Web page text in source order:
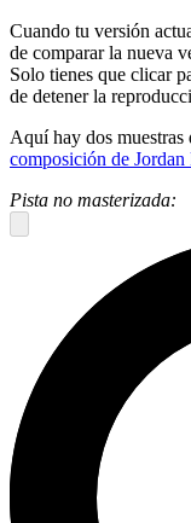
Cuando tu versión
de comparar la nueva
Solo tienes que clicar
de detener la
Aquí hay dos
composición de Jordan
Pista no masterizada: